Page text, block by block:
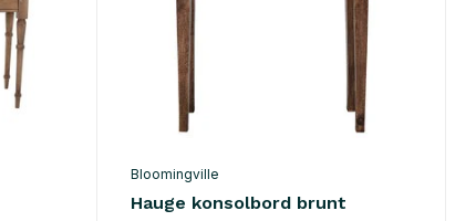
Bloomingville
Hauge konsolbord brunt